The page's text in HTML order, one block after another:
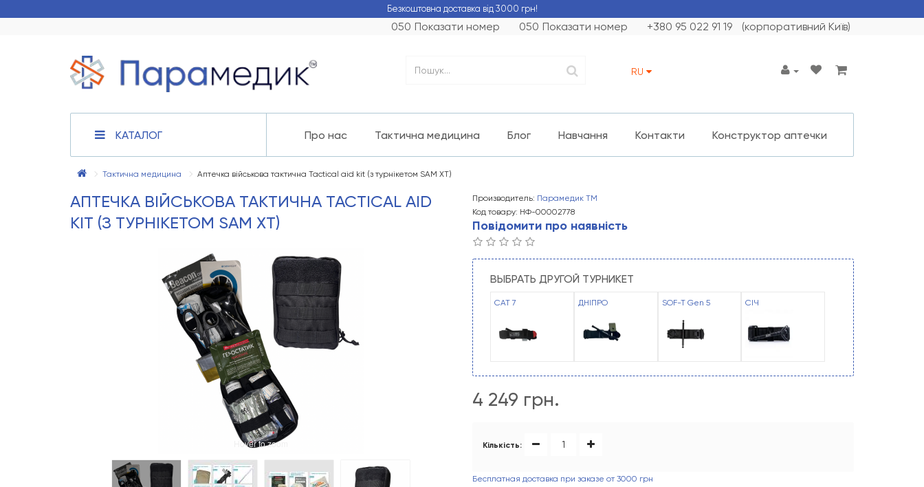
Безкоштовна доставка від 3000 грн!
050 Показати номер 050 Показати номер +380 95 022 91 19 (корпоративний Київ)
RU
КАТАЛОГ Про нас Тактична медицина Блог Навчання Контакти Конструктор аптечки
Тактична медицина Аптечка військова тактична Tactical aid kit (з турнікетом SAM XT)
АПТЕЧКА ВІЙСЬКОВА ТАКТИЧНА TACTICAL AID
KIT (З ТУРНІКЕТОМ SAM XT)
Hover to zoom
Производитель: Парамедик ТМ
Код товару: НФ-00002778
Повідомити про наявність
ВЫБРАТЬ ДРУГОЙ ТУРНИКЕТ
CAT 7 ДНІПРО SOF-T Gen 5 СІЧ
4 249 грн.
Кількість:
Бесплатная доставка при заказе от 3000 грн